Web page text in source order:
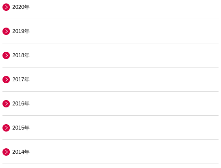
2020年
2019年
2018年
2017年
2016年
2015年
2014年